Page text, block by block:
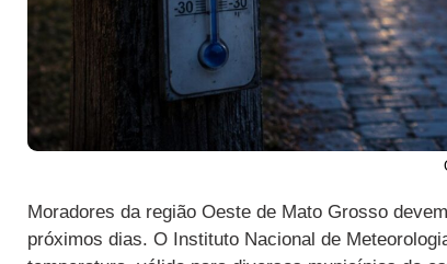
Moradores da região Oeste de Mato Grosso
próximos dias. O Instituto Nacional de